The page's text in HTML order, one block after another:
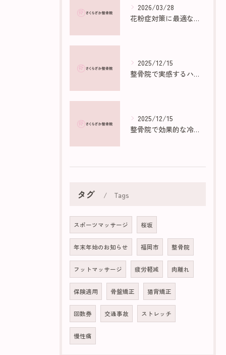
2026/03/28
花粉症対策に最適な部屋作りのポイント
2025/12/15
整骨院で実感するハイボルトの効果と仕組み
2025/12/15
整骨院で効果的な冷え性マッサージ法
タグ Tags
スポーツマッサージ 桜坂
年末年始のお知らせ 福岡市 整骨院
フットマッサージ 疲労軽減 肉離れ
保険適用 骨盤矯正 猫背矯正
回数券 交通事故 ストレッチ
慢性痛